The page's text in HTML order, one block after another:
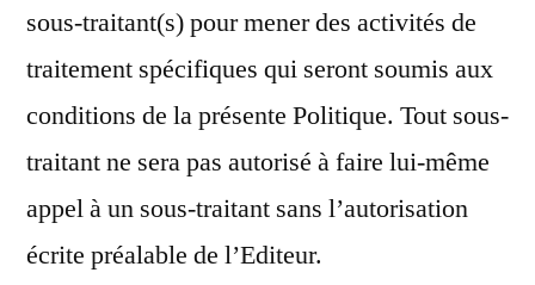
sous-traitant(s) pour mener des activités de
traitement spécifiques qui seront soumis aux
conditions de la présente Politique. Tout sous-
traitant ne sera pas autorisé à faire lui-même
appel à un sous-traitant sans l’autorisation
écrite préalable de l’Editeur.